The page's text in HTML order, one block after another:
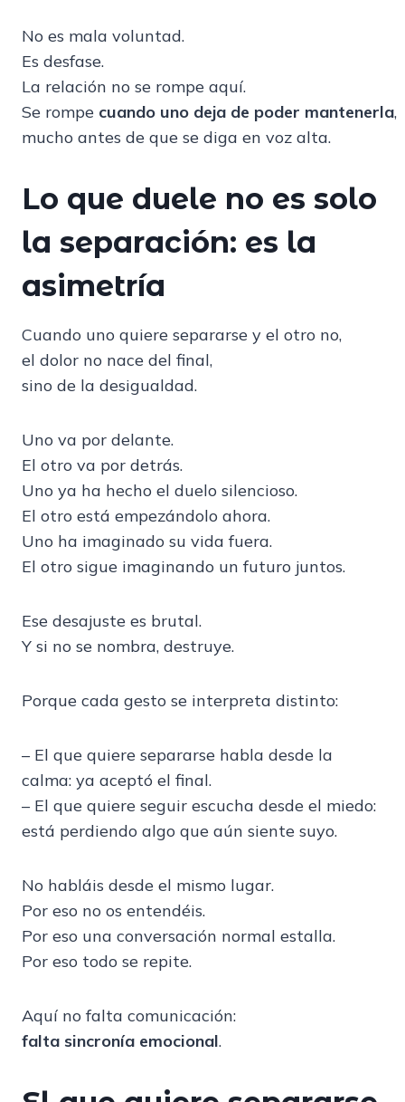
No es mala voluntad.
Es desfase.
La relación no se rompe aquí.
Se rompe cuando uno deja de poder mantenerla,
mucho antes de que se diga en voz alta.
Lo que duele no es solo
la separación: es la
asimetría
Cuando uno quiere separarse y el otro no,
el dolor no nace del final,
sino de la desigualdad.
Uno va por delante.
El otro va por detrás.
Uno ya ha hecho el duelo silencioso.
El otro está empezándolo ahora.
Uno ha imaginado su vida fuera.
El otro sigue imaginando un futuro juntos.
Ese desajuste es brutal.
Y si no se nombra, destruye.
Porque cada gesto se interpreta distinto:
– El que quiere separarse habla desde la
calma: ya aceptó el final.
– El que quiere seguir escucha desde el miedo:
está perdiendo algo que aún siente suyo.
No habláis desde el mismo lugar.
Por eso no os entendéis.
Por eso una conversación normal estalla.
Por eso todo se repite.
Aquí no falta comunicación:
falta sincronía emocional.